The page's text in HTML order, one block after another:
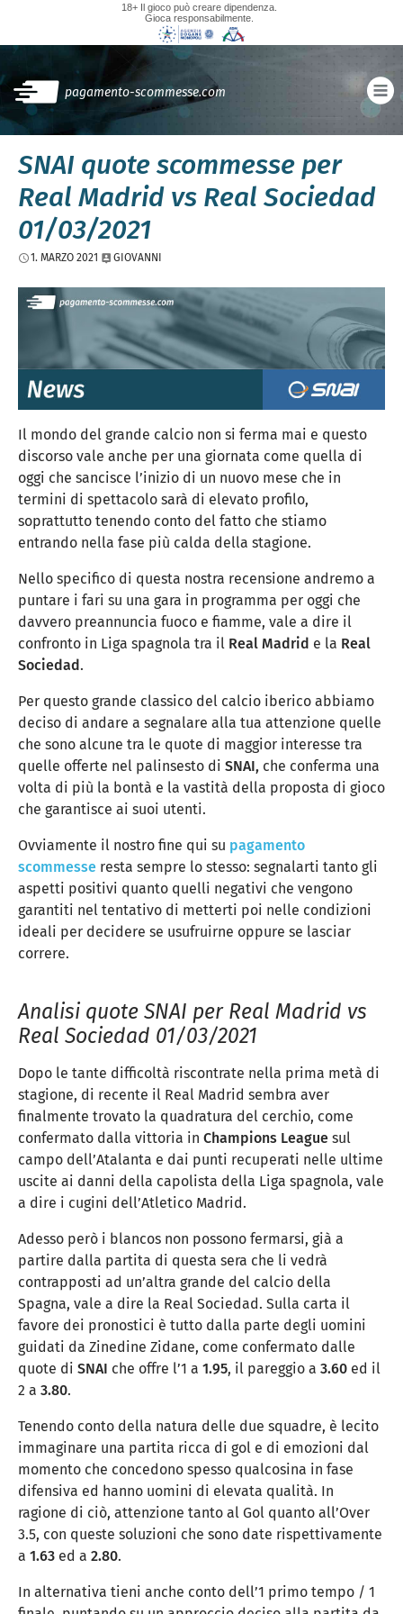
18+ Il gioco può creare dipendenza.
Gioca responsabilmente.
pagamento-scommesse.com
SNAI quote scommesse per
Real Madrid vs Real Sociedad
01/03/2021
1. MARZO 2021 GIOVANNI
Il mondo del grande calcio non si ferma mai e questo
discorso vale anche per una giornata come quella di
oggi che sancisce l’inizio di un nuovo mese che in
termini di spettacolo sarà di elevato profilo,
soprattutto tenendo conto del fatto che stiamo
entrando nella fase più calda della stagione.
Nello specifico di questa nostra recensione andremo a
puntare i fari su una gara in programma per oggi che
davvero preannuncia fuoco e fiamme, vale a dire il
confronto in Liga spagnola tra il Real Madrid e la Real
Sociedad.
Per questo grande classico del calcio iberico abbiamo
deciso di andare a segnalare alla tua attenzione quelle
che sono alcune tra le quote di maggior interesse tra
quelle offerte nel palinsesto di SNAI, che conferma una
volta di più la bontà e la vastità della proposta di gioco
che garantisce ai suoi utenti.
Ovviamente il nostro fine qui su pagamento
scommesse resta sempre lo stesso: segnalarti tanto gli
aspetti positivi quanto quelli negativi che vengono
garantiti nel tentativo di metterti poi nelle condizioni
ideali per decidere se usufruirne oppure se lasciar
correre.
Analisi quote SNAI per Real Madrid vs
Real Sociedad 01/03/2021
Dopo le tante difficoltà riscontrate nella prima metà di
stagione, di recente il Real Madrid sembra aver
finalmente trovato la quadratura del cerchio, come
confermato dalla vittoria in Champions League sul
campo dell’Atalanta e dai punti recuperati nelle ultime
uscite ai danni della capolista della Liga spagnola, vale
a dire i cugini dell’Atletico Madrid.
Adesso però i blancos non possono fermarsi, già a
partire dalla partita di questa sera che li vedrà
contrapposti ad un’altra grande del calcio della
Spagna, vale a dire la Real Sociedad. Sulla carta il
favore dei pronostici è tutto dalla parte degli uomini
guidati da Zinedine Zidane, come confermato dalle
quote di SNAI che offre l’1 a 1.95, il pareggio a 3.60 ed il
2 a 3.80.
Tenendo conto della natura delle due squadre, è lecito
immaginare una partita ricca di gol e di emozioni dal
momento che concedono spesso qualcosina in fase
difensiva ed hanno uomini di elevata qualità. In
ragione di ciò, attenzione tanto al Gol quanto all’Over
3.5, con queste soluzioni che sono date rispettivamente
a 1.63 ed a 2.80.
In alternativa tieni anche conto dell’1 primo tempo / 1